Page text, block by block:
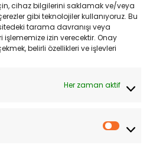
cihaz bilgilerini saklamak ve/veya
gibi teknolojiler kullanıyoruz. Bu
tarama davranışı veya
işlememize izin verecektir. Onay
belirli özellikleri ve işlevleri
Her zaman aktif